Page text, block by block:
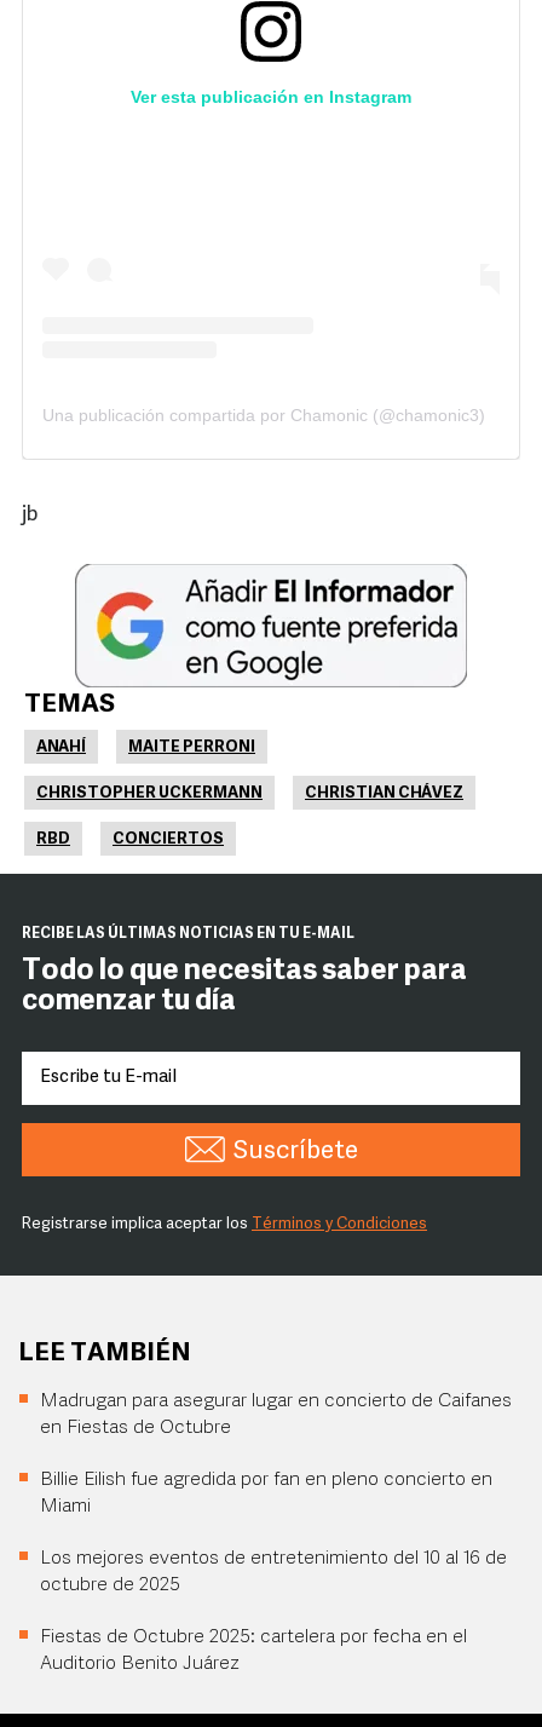
Ver esta publicación en Instagram
Una publicación compartida por Chamonic (@chamonic3)
jb
TEMAS
ANAHÍ MAITE PERRONI
CHRISTOPHER UCKERMANN CHRISTIAN CHÁVEZ
RBD CONCIERTOS
RECIBE LAS ÚLTIMAS NOTICIAS EN TU E-MAIL
Todo lo que necesitas saber para
comenzar tu día
Suscríbete
Registrarse implica aceptar los Términos y Condiciones
LEE TAMBIÉN
Madrugan para asegurar lugar en concierto de Caifanes
en Fiestas de Octubre
Billie Eilish fue agredida por fan en pleno concierto en
Miami
Los mejores eventos de entretenimiento del 10 al 16 de
octubre de 2025
Fiestas de Octubre 2025: cartelera por fecha en el
Auditorio Benito Juárez